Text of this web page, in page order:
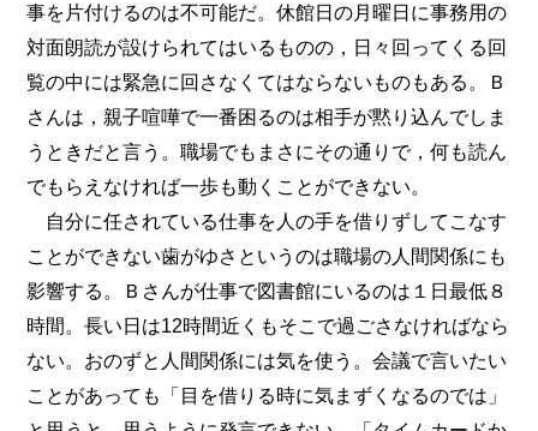
事を片付けるのは不可能だ。休館日の月曜日に事務用の
対面朗読が設けられてはいるものの，日々回ってくる回
覧の中には緊急に回さなくてはならないものもある。Ｂ
さんは，親子喧嘩で一番困るのは相手が黙り込んでしま
うときだと言う。職場でもまさにその通りで，何も読ん
でもらえなければ一歩も動くことができない。
自分に任されている仕事を人の手を借りずしてこなす
ことができない歯がゆさというのは職場の人間関係にも
影響する。Ｂさんが仕事で図書館にいるのは１日最低８
時間。長い日は12時間近くもそこで過ごさなければなら
ない。おのずと人間関係には気を使う。会議で言いたい
ことがあっても「目を借りる時に気まずくなるのでは」